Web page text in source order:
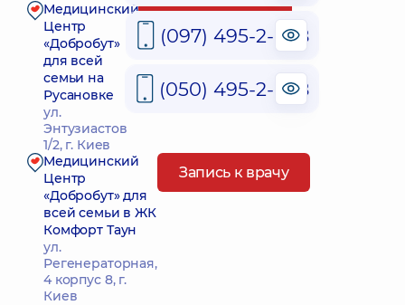
Медицинский
Центр
«Добробут»
для всей
семьи на
Русановке
ул.
Энтузиастов
1/2, г. Киев
Медицинский
Центр
«Добробут» для
всей семьи в ЖК
Комфорт Таун
ул.
Регенераторная,
4 корпус 8, г.
Киев
Запись к врачу
(097) 495-2-888
(050) 495-2-888